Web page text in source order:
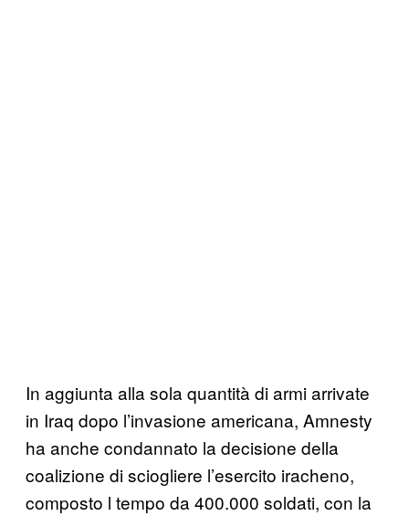
In aggiunta alla sola quantità di armi arrivate
in Iraq dopo l’invasione americana, Amnesty
ha anche condannato la decisione della
coalizione di sciogliere l’esercito iracheno,
composto l tempo da 400.000 soldati, con la